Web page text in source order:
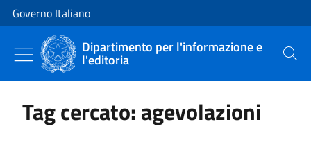
Vai al contenuto
Vai alla navigazione del sito
Governo Italiano
Dipartimento per l'informazione e
l'editoria Cerca
Tag cercato: agevolazioni